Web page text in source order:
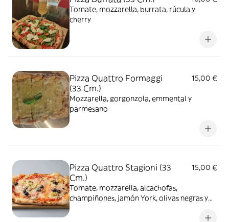
Tomate, mozzarella, burrata, rúcula y
cherry
Pizza Quattro Formaggi
(33 Cm.)
15,00 €
Mozzarella, gorgonzola, emmental y
parmesano
Pizza Quattro Stagioni (33
Cm.)
15,00 €
Tomate, mozzarella, alcachofas,
champiñones, jamón York, olivas negras y